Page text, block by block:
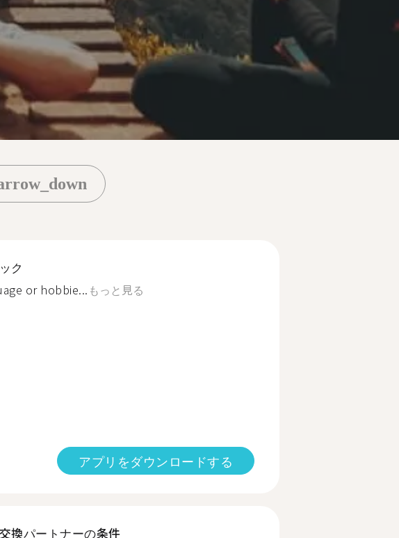
ク
or hobbie... もっと見る
アプリをダウンロードする
換パートナーの条件